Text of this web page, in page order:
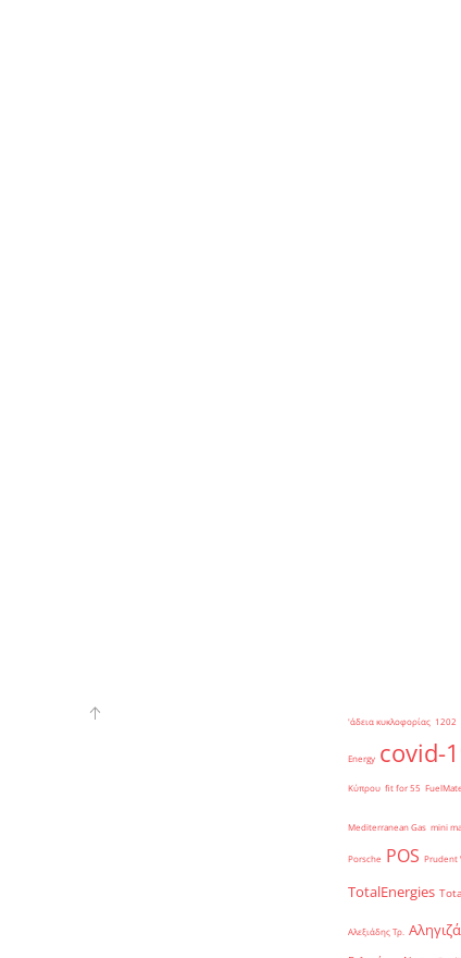
'άδεια κυκλοφορίας 1202
Energy covid-
Κύπρου fit for 55 FuelMate
Mediterranean Gas mini
Porsche POS Prudent
TotalEnergies
Αλεξιάδης Τρ.